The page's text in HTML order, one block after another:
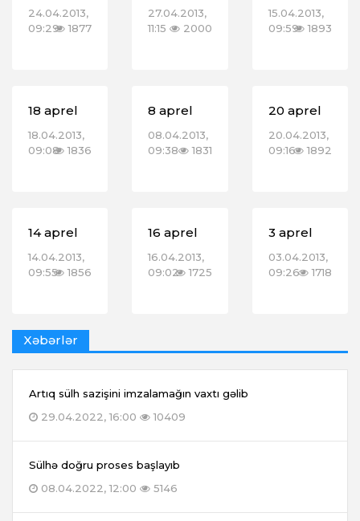
24.04.2013,
09:29
1877
27.04.2013,
11:15
2000
15.04.2013,
09:59 1893
18 aprel
18.04.2013,
09:08 1836
8 aprel
08.04.2013,
09:38
1831
20 aprel
20.04.2013,
09:16
1892
14 aprel
14.04.2013,
09:55
1856
16 aprel
16.04.2013,
09:02 1725
3 aprel
03.04.2013,
09:26
1718
Xəbərlər
Artıq sülh sazişini imzalamağın vaxtı gəlib
29.04.2022, 16:00
10409
Sülhə doğru proses başlayıb
08.04.2022, 12:00
5146